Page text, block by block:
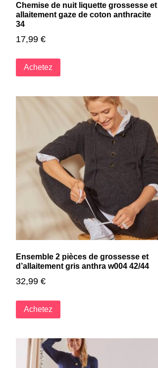
Chemise de nuit liquette grossesse et
allaitement gaze de coton anthracite
34
17,99 €
Achetez
Ensemble 2 pièces de grossesse et
d’allaitement gris anthra w004 42/44
32,99 €
Achetez